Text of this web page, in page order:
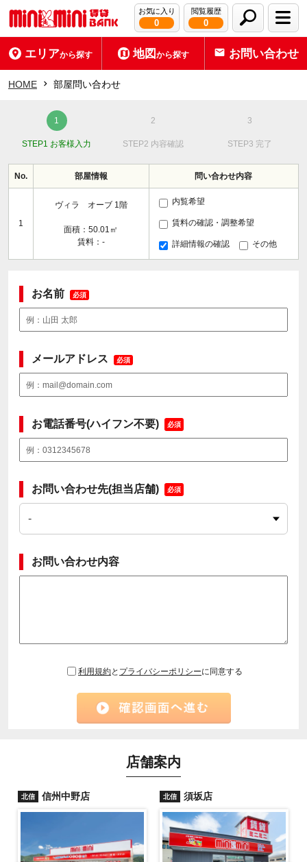
お気に入り
0
閲覧履歴
0
エリアから探す 地図から探す お問い合わせ
HOME 部屋問い合わせ
STEP1 お客様入力 STEP2 内容確認 STEP3 完了
No. 部屋情報 問い合わせ内容
1
ヴィラ オーブ 1階
面積：50.01㎡
賃料：-
内覧希望
賃料の確認・調整希望
詳細情報の確認 その他
お名前 必須
メールアドレス 必須
お電話番号(ハイフン不要) 必須
お問い合わせ先(担当店舗) 必須
お問い合わせ内容
利用規約と プライバシーポリシーに同意する
店舗案内
北信 信州中野店 北信 須坂店